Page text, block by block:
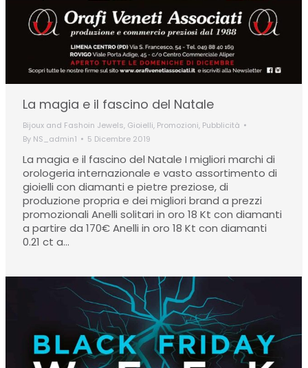
La magia e il fascino del Natale
Bijoux and Fashoin Jewels, Gioielli, Promozioni, Pubblicità
By NS_admin1 5 Dicembre 2019
La magia e il fascino del Natale I migliori marchi di
orologeria internazionale e vasto assortimento di
gioielli con diamanti e pietre preziose, di
produzione propria e dei migliori brand a prezzi
promozionali Anelli solitari in oro 18 Kt con diamanti
a partire da 170€ Anelli in oro 18 Kt con diamanti
0.21 ct a…